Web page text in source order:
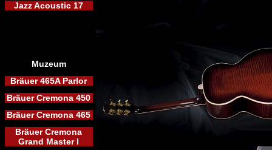
Jazz Acoustic 17
Muzeum
Bräuer 465A Parlor
Bräuer Cremona 450
Bräuer Cremona 465
Bräuer Cremona
Grand Master I